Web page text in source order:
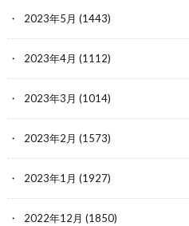
2023年5月 (1443)
2023年4月 (1112)
2023年3月 (1014)
2023年2月 (1573)
2023年1月 (1927)
2022年12月 (1850)